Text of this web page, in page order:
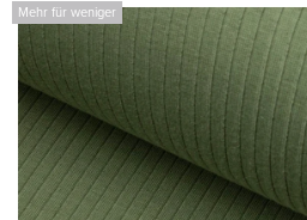
Mehr für weniger